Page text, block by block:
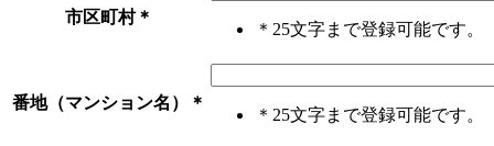
市区町村＊
＊25文字まで登録可能です。
番地（マンション名） ＊
＊25文字まで登録可能です。